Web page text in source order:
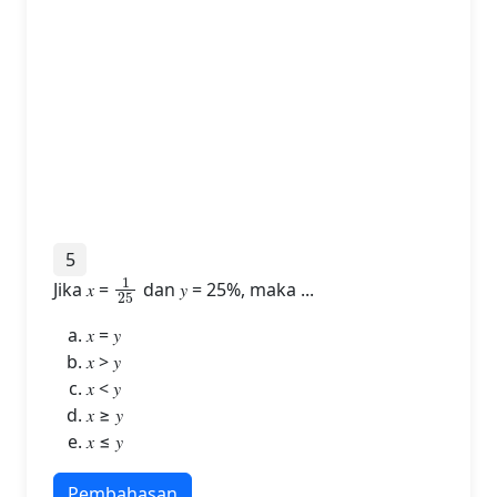
5
Jika 𝑥 =
125
dan 𝑦 = 25%, maka ...
𝑥 = 𝑦
𝑥 > 𝑦
𝑥 < 𝑦
𝑥 ≥ 𝑦
𝑥 ≤ 𝑦